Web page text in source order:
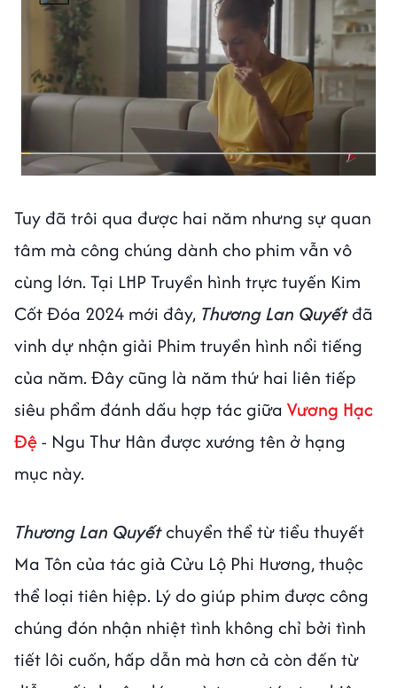
Tuy đã trôi qua được hai năm nhưng sự quan
tâm mà công chúng dành cho phim vẫn vô
cùng lớn. Tại LHP Truyền hình trực tuyến Kim
Cốt Đóa 2024 mới đây, Thương Lan Quyếtđã
vinh dự nhận giải Phim truyền hình nổi tiếng
của năm. Đây cũng là năm thứ hai liên tiếp
siêu phẩm đánh dấu hợp tác giữa Vương Hạc
Đệ- Ngu Thư Hân được xướng tên ở hạng
mục này.
Thương Lan Quyếtchuyển thể từ tiểu thuyết
Ma Tôn của tác giả Cửu Lộ Phi Hương, thuộc
thể loại tiên hiệp. Lý do giúp phim được công
chúng đón nhận nhiệt tình không chỉ bởi tình
tiết lôi cuốn, hấp dẫn mà hơn cả còn đến từ